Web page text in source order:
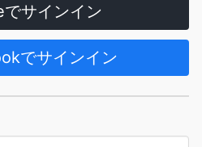
サインイン
でサインイン